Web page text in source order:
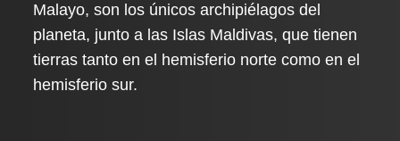
Malayo, son los únicos archipiélagos del
planeta, junto a las Islas Maldivas, que tienen
tierras tanto en el hemisferio norte como en el
hemisferio sur.